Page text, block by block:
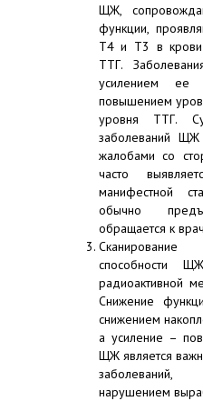
ЩЖ,
функции,
Т4 и Т3 в
ТТГ.
усилением ее
повышением
уровня ТТГ.
заболеваний
жалобами со
часто
манифестной
обычно
обращается к
способности
радиоактивной
Снижение
снижением
а усиление –
ЩЖ является
нарушением